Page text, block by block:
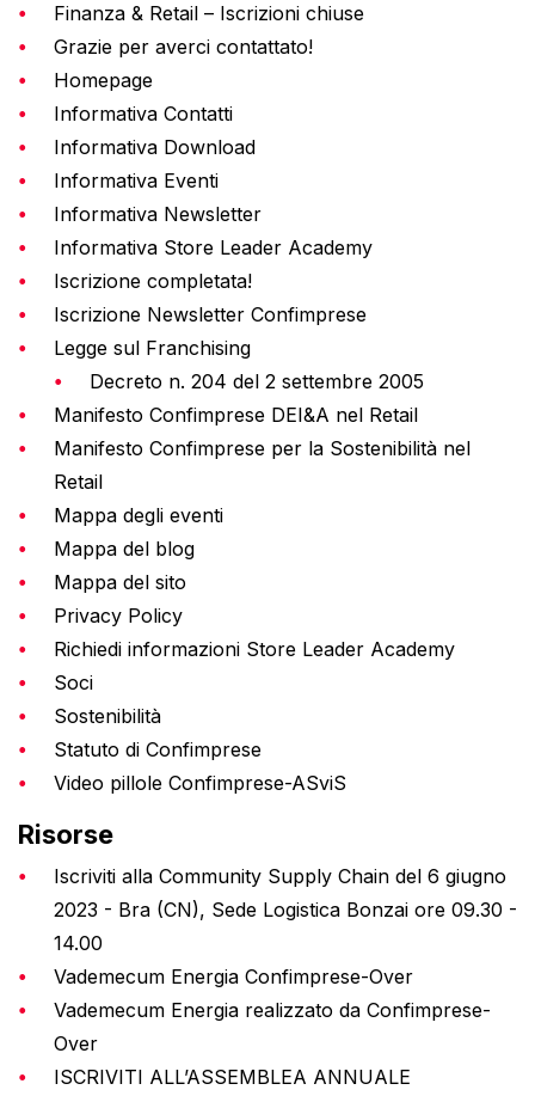
Finanza & Retail – Iscrizioni chiuse
Grazie per averci contattato!
Homepage
Informativa Contatti
Informativa Download
Informativa Eventi
Informativa Newsletter
Informativa Store Leader Academy
Iscrizione completata!
Iscrizione Newsletter Confimprese
Legge sul Franchising
Decreto n. 204 del 2 settembre 2005
Manifesto Confimprese DEI&A nel Retail
Manifesto Confimprese per la Sostenibilità nel
Retail
Mappa degli eventi
Mappa del blog
Mappa del sito
Privacy Policy
Richiedi informazioni Store Leader Academy
Soci
Sostenibilità
Statuto di Confimprese
Video pillole Confimprese-ASviS
Risorse
Iscriviti alla Community Supply Chain del 6 giugno
2023 - Bra (CN), Sede Logistica Bonzai ore 09.30 -
14.00
Vademecum Energia Confimprese-Over
Vademecum Energia realizzato da Confimprese-
Over
ISCRIVITI ALL’ASSEMBLEA ANNUALE